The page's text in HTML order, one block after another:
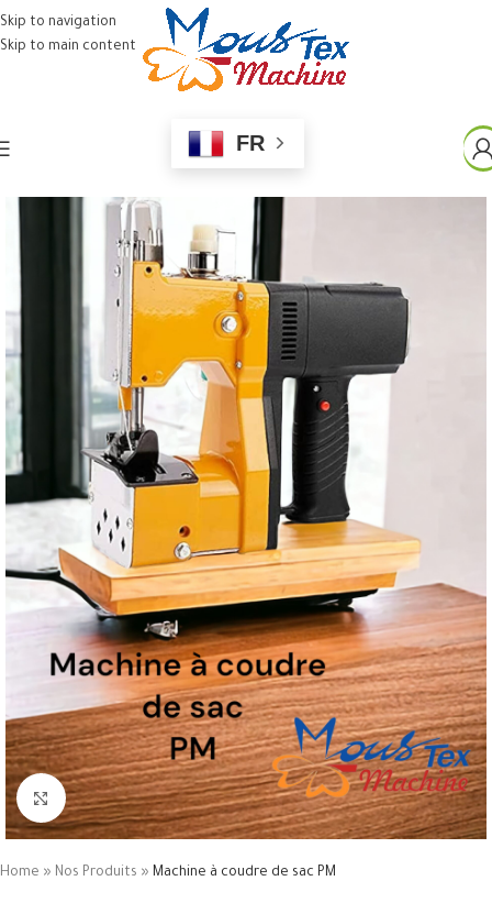
Skip to navigation
Skip to main content
FR
Click to enlarge
Home » Nos Produits » Machine à coudre de sac PM